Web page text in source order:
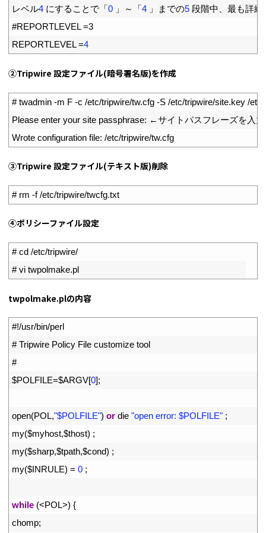
レベル4 にすることで「0 」～「4 」までの5 段階中、最も詳
#REPORTLEVEL =3
REPORTLEVEL =4
②Tripwire 設定ファイル(暗号署名版)を作成
# twadmin -m F -c /etc/tripwire/tw.cfg -S /etc/tripwire/site.key /
Please enter your site passphrase: ←サイトパスフレーズを入力
Wrote configuration file: /etc/tripwire/tw.cfg
③Tripwire 設定ファイル(テキスト版)削除
# rm -f /etc/tripwire/twcfg.txt
④ポリシーファイル設定
# cd /etc/tripwire/
# vi twpolmake.pl
twpolmake.plの内容
#!/usr/bin/perl
# Tripwire Policy File customize tool
#
$POLFILE=$ARGV[0];
open(POL,"$POLFILE") or die "open error: $POLFILE" ;
my($myhost,$thost) ;
my($sharp,$tpath,$cond) ;
my($INRULE) = 0 ;
while (<POL>) {
chomp;